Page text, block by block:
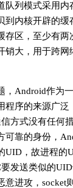
队列模式采用内
到内核开辟的
存区，至少有两
销大，用于跨
，Android作为
程序的来源广
方式没有任何
可靠的身份，
UID，故进程的
发送类似的
意进攻，socket